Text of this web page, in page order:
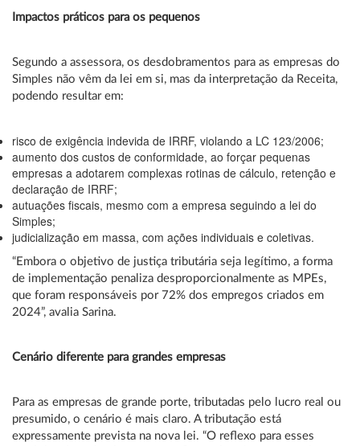
Impactos práticos para os pequenos
Segundo a assessora, os desdobramentos para as empresas do
Simples não vêm da lei em si, mas da interpretação da Receita,
podendo resultar em:
risco de exigência indevida de IRRF, violando a LC 123/2006;
aumento dos custos de conformidade, ao forçar pequenas
empresas a adotarem complexas rotinas de cálculo, retenção e
declaração de IRRF;
autuações fiscais, mesmo com a empresa seguindo a lei do
Simples;
judicialização em massa, com ações individuais e coletivas.
“Embora o objetivo de justiça tributária seja legítimo, a forma
de implementação penaliza desproporcionalmente as MPEs,
que foram responsáveis por 72% dos empregos criados em
2024”, avalia Sarina.
Cenário diferente para grandes empresas
Para as empresas de grande porte, tributadas pelo lucro real ou
presumido, o cenário é mais claro. A tributação está
expressamente prevista na nova lei. “O reflexo para esses